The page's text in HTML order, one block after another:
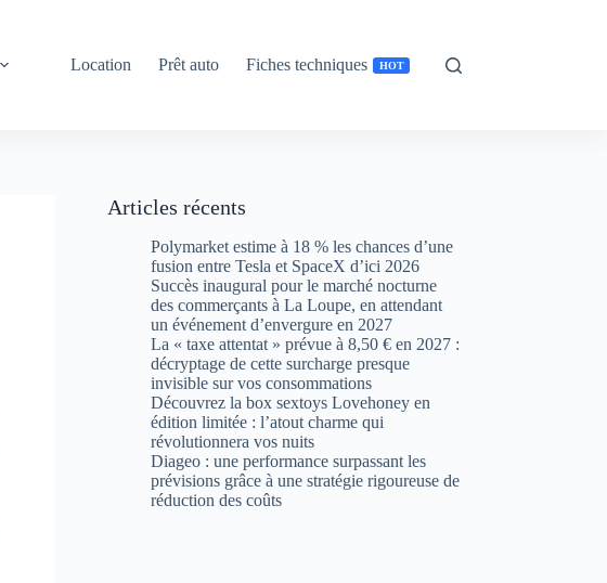
Location Prêt auto Fiches techniques HOT
Articles récents
Polymarket estime à 18 % les chances d’une
fusion entre Tesla et SpaceX d’ici 2026
Succès inaugural pour le marché nocturne
des commerçants à La Loupe, en attendant
un événement d’envergure en 2027
La « taxe attentat » prévue à 8,50 € en 2027 :
décryptage de cette surcharge presque
invisible sur vos consommations
Découvrez la box sextoys Lovehoney en
édition limitée : l’atout charme qui
révolutionnera vos nuits
Diageo : une performance surpassant les
prévisions grâce à une stratégie rigoureuse de
réduction des coûts